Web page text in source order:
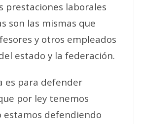
prestaciones laborales
son las mismas que
y otros empleados
estado y la federación.
es para defender
por ley tenemos
estamos defendiendo